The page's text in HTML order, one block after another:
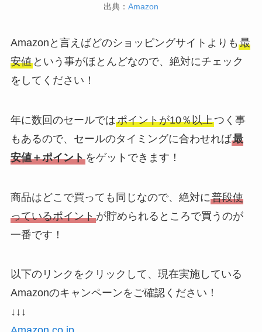
出典： Amazon
Amazonと言えばどのショッピングサイトよりも 最
安値という事がほとんどなので、絶対にチェック
をしてください！
年に数回のセールではポイントが10％以上つく事
もあるので、セールのタイミングに合わせれば最
安値＋ポイントをゲットできます！
商品はどこで買っても同じなので、絶対に普段使
っているポイントが貯められるところで買うのが
一番です！
以下のリンクをクリックして、現在実施している
Amazonのキャンペーンをご確認ください！
↓↓↓